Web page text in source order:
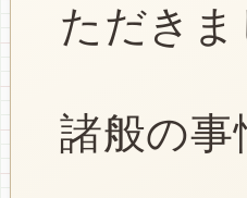
ただき
諸般の事